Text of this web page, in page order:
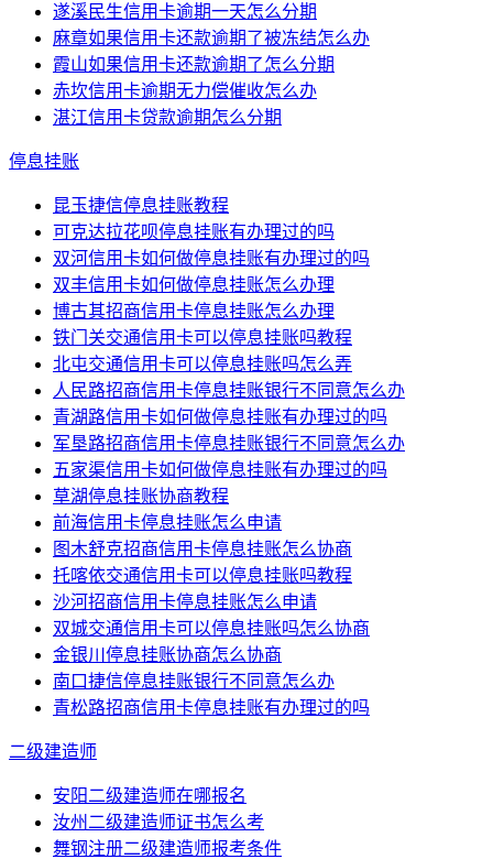
遂溪民生信用卡逾期一天怎么分期
麻章如果信用卡还款逾期了被冻结怎么办
霞山如果信用卡还款逾期了怎么分期
赤坎信用卡逾期无力偿催收怎么办
湛江信用卡贷款逾期怎么分期
停息挂账
昆玉捷信停息挂账教程
可克达拉花呗停息挂账有办理过的吗
双河信用卡如何做停息挂账有办理过的吗
双丰信用卡如何做停息挂账怎么办理
博古其招商信用卡停息挂账怎么办理
铁门关交通信用卡可以停息挂账吗教程
北屯交通信用卡可以停息挂账吗怎么弄
人民路招商信用卡停息挂账银行不同意怎么办
青湖路信用卡如何做停息挂账有办理过的吗
军垦路招商信用卡停息挂账银行不同意怎么办
五家渠信用卡如何做停息挂账有办理过的吗
草湖停息挂账协商教程
前海信用卡停息挂账怎么申请
图木舒克招商信用卡停息挂账怎么协商
托喀依交通信用卡可以停息挂账吗教程
沙河招商信用卡停息挂账怎么申请
双城交通信用卡可以停息挂账吗怎么协商
金银川停息挂账协商怎么协商
南口捷信停息挂账银行不同意怎么办
青松路招商信用卡停息挂账有办理过的吗
二级建造师
安阳二级建造师在哪报名
汝州二级建造师证书怎么考
舞钢注册二级建造师报考条件